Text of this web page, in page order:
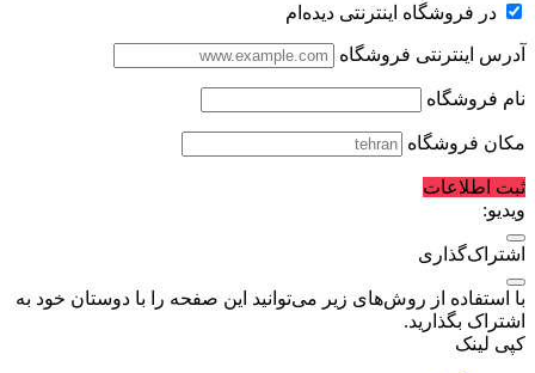
در فروشگاه اینترنتی دیده‌ام
آدرس اینترنتی فروشگاه
نام فروشگاه
مکان فروشگاه
ثبت اطلاعات
ویدیو:
اشتراک‌گذاری
با استفاده از روش‌های زیر می‌توانید این صفحه را با دوستان خود به
اشتراک بگذارید.
کپی لینک